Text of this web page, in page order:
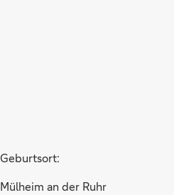
Geburtsort:
Mülheim an der Ruhr